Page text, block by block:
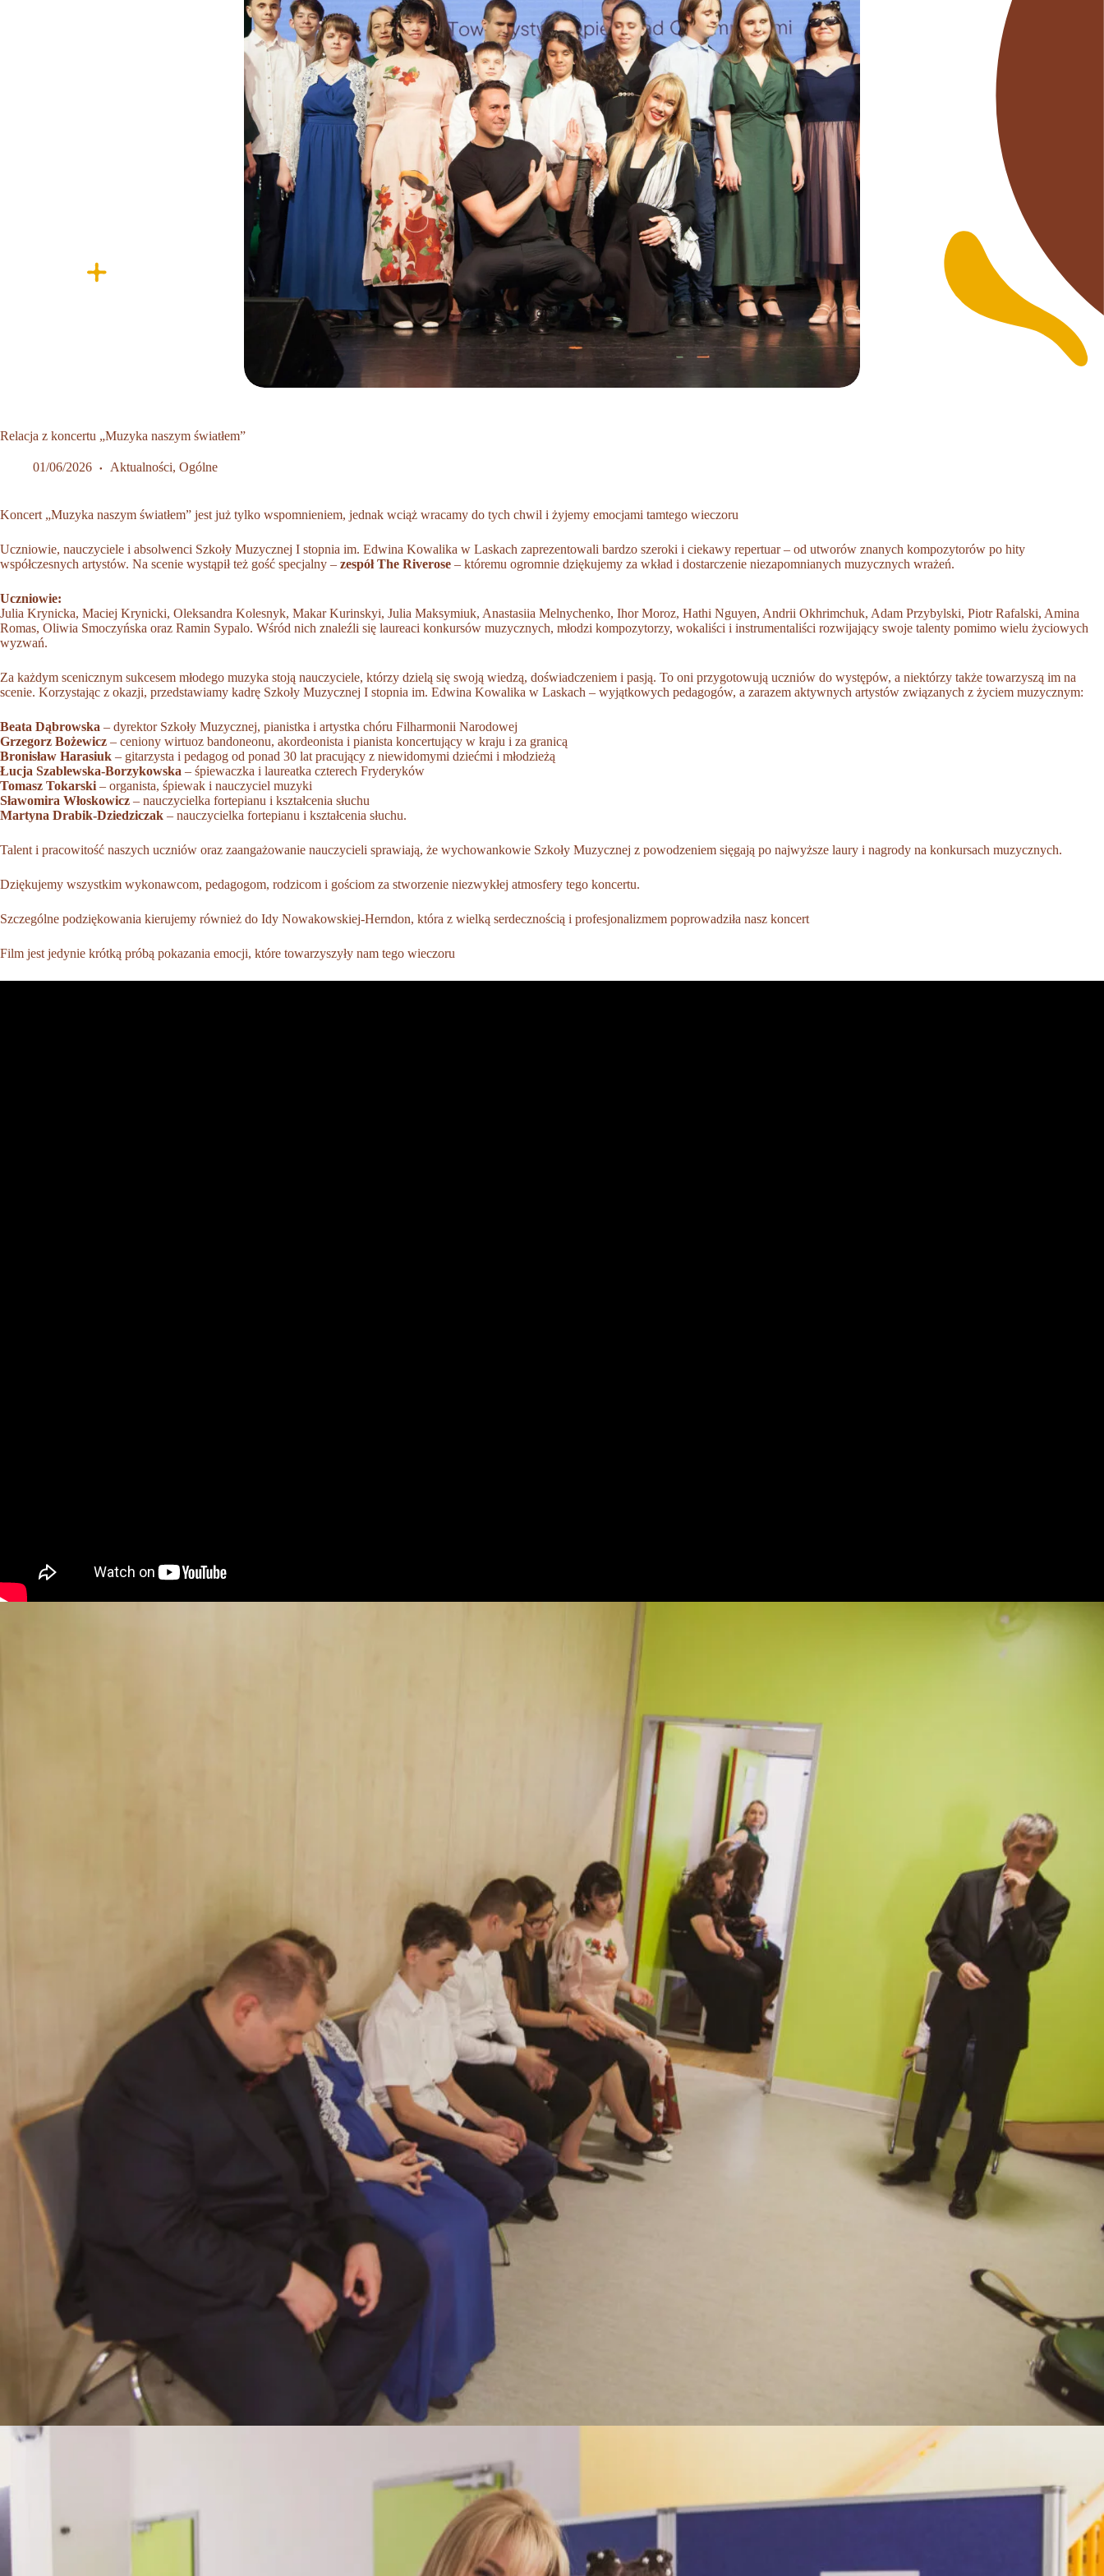
Relacja z koncertu „Muzyka naszym światłem”
01/06/2026 Aktualności, Ogólne
Koncert „Muzyka naszym światłem” jest już tylko wspomnieniem, jednak wciąż wracamy do tych chwil i żyjemy emocjami tamtego wieczoru
Uczniowie, nauczyciele i absolwenci Szkoły Muzycznej I stopnia im. Edwina Kowalika w Laskach zaprezentowali bardzo szeroki i ciekawy repertuar – od utworów znanych kompozytorów po hity
współczesnych artystów. Na scenie wystąpił też gość specjalny – zespół The Riverose – któremu ogromnie dziękujemy za wkład i dostarczenie niezapomnianych muzycznych wrażeń.
Uczniowie:
Julia Krynicka, Maciej Krynicki, Oleksandra Kolesnyk, Makar Kurinskyi, Julia Maksymiuk, Anastasiia Melnychenko, Ihor Moroz, Hathi Nguyen, Andrii Okhrimchuk, Adam Przybylski, Piotr Rafalski, Amina
Romas, Oliwia Smoczyńska oraz Ramin Sypalo. Wśród nich znaleźli się laureaci konkursów muzycznych, młodzi kompozytorzy, wokaliści i instrumentaliści rozwijający swoje talenty pomimo wielu życiowych
wyzwań.
Za każdym scenicznym sukcesem młodego muzyka stoją nauczyciele, którzy dzielą się swoją wiedzą, doświadczeniem i pasją. To oni przygotowują uczniów do występów, a niektórzy także towarzyszą im na
scenie. Korzystając z okazji, przedstawiamy kadrę Szkoły Muzycznej I stopnia im. Edwina Kowalika w Laskach – wyjątkowych pedagogów, a zarazem aktywnych artystów związanych z życiem muzycznym:
Beata Dąbrowska – dyrektor Szkoły Muzycznej, pianistka i artystka chóru Filharmonii Narodowej
Grzegorz Bożewicz – ceniony wirtuoz bandoneonu, akordeonista i pianista koncertujący w kraju i za granicą
Bronisław Harasiuk – gitarzysta i pedagog od ponad 30 lat pracujący z niewidomymi dziećmi i młodzieżą
Łucja Szablewska-Borzykowska – śpiewaczka i laureatka czterech Fryderyków
Tomasz Tokarski – organista, śpiewak i nauczyciel muzyki
Sławomira Włoskowicz – nauczycielka fortepianu i kształcenia słuchu
Martyna Drabik-Dziedziczak – nauczycielka fortepianu i kształcenia słuchu.
Talent i pracowitość naszych uczniów oraz zaangażowanie nauczycieli sprawiają, że wychowankowie Szkoły Muzycznej z powodzeniem sięgają po najwyższe laury i nagrody na konkursach muzycznych.
Dziękujemy wszystkim wykonawcom, pedagogom, rodzicom i gościom za stworzenie niezwykłej atmosfery tego koncertu.
Szczególne podziękowania kierujemy również do Idy Nowakowskiej-Herndon, która z wielką serdecznością i profesjonalizmem poprowadziła nasz koncert
Film jest jedynie krótką próbą pokazania emocji, które towarzyszyły nam tego wieczoru